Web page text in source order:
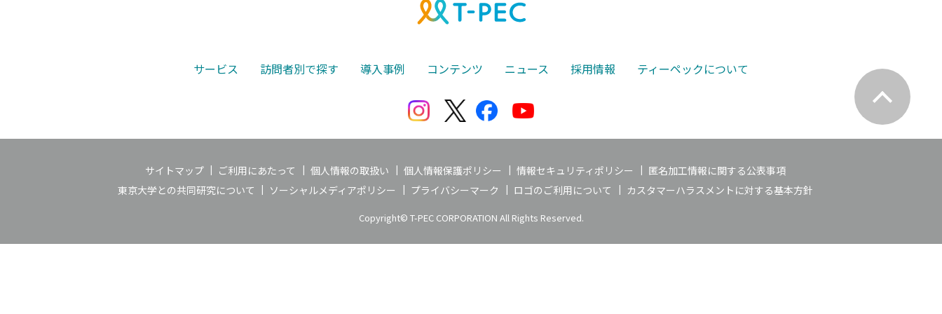
サービス 訪問者別で探す 導入事例 コンテンツ ニュース 採用情報 ティーペックについて
サイトマップ ご利用にあたって 個人情報の取扱い 個人情報保護ポリシー 情報セキュリティポリシー
匿名加工情報に関する公表事項
東京大学との共同研究について
ソーシャルメディアポリシー プライバシーマーク ロゴのご利用について カスタマーハラスメントに対する基本方針
Copyright© T-PEC CORPORATION All Rights Reserved.